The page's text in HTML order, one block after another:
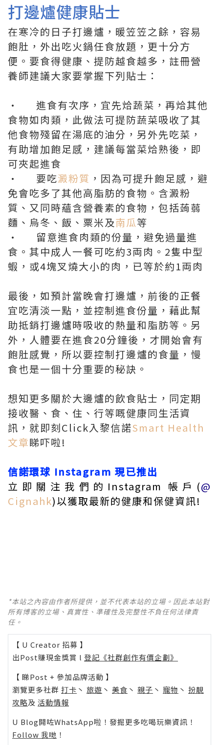
打邊爐健康貼士
在寒冷的日子打邊爐，暖笠笠之餘，容易
飽肚，外出吃火鍋任食放題，更十分方
便。要食得健康、提防越食越多，註冊營
養師建議大家要掌握下列貼士：
· 進食有次序，宜先烚蔬菜，再烚其他
食物如肉類，此做法可提防蔬菜吸收了其
他食物殘留在湯底的油分，另外先吃菜，
有助增加飽足感，建議每當菜烚熟後，即
可夾起進食
· 要吃澱粉質 ，因為可提升飽足感，避
免會吃多了其他高脂肪的食物。含澱粉
質、又同時蘊含營養素的食物，包括蒟蒻
麵、烏冬、飯、粟米及南瓜等
· 留意進食肉類的份量，避免過量進
食。其中成人一餐可吃約3両肉。2隻中型
蝦，或4塊叉燒大小的肉，已等於約1両肉
最後，如預計當晚會打邊爐，前後的正餐
宜吃清淡一點，並控制進食份量，藉此幫
助抵銷打邊爐時吸收的熱量和脂肪等。另
外，人體要在進食20分鐘後，才開始會有
飽肚感覺，所以要控制打邊爐的食量，慢
食也是一個十分重要的秘訣。
想知更多關於大邊爐的飲食貼士，同定期
接收醫、食、住、行等嘅健康同生活資
訊，就即刻Click入黎信諾Smart Health
文章睇吓啦!
信諾環球 Instagram 現已推出
立即關注我們的Instagram 帳戶(@
Cignahk)以獲取最新的健康和保健資訊!
*本站之內容由作者所提供，並不代表本站的立場。因此本站對
所有博客的立場、真實性、準確性及完整性不負任何法律責
任。
【 U Creator 招募 】
出Post賺現金獎賞 l 登記《社群創作有價企劃》
【 睇Post + 參加品牌活動 】
瀏覽更多社群 打卡 丶 旅遊 丶 美食 丶 親子 丶 寵物 丶 扮靚
攻略及 活動情報
U Blog開咗WhatsApp啦！發掘更多吃喝玩樂資訊！
Follow 我哋 ！